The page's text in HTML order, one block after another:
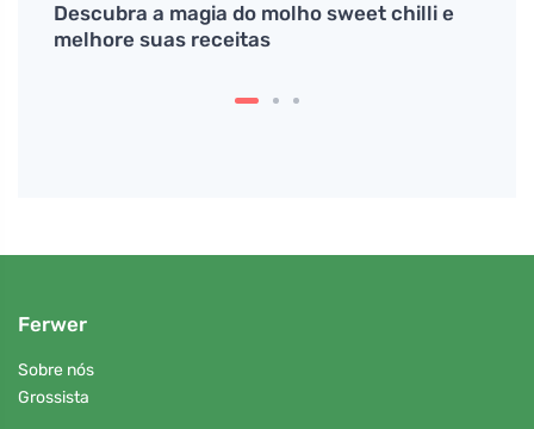
Descubra a magia do molho sweet chilli e
melhore suas receitas
Ferwer
Sobre nós
Grossista